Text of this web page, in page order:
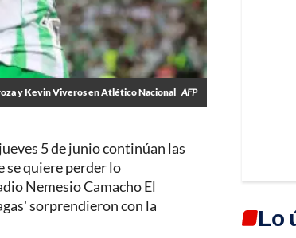
y Kevin Viveros en Atlético Nacional AFP
5 de junio continúan las
se quiere perder lo
Nemesio Camacho El
sorprendieron con la
Lo